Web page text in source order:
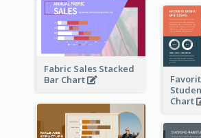
Fabric Sales Stacked
Bar Chart
Chart